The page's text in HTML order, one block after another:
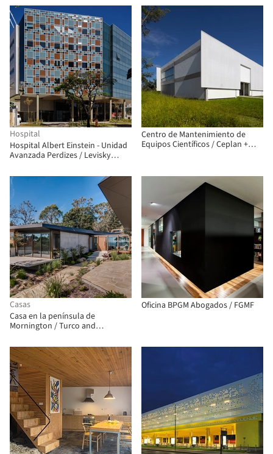
Hospital
Hospital Albert Einstein - Unidad
Avanzada Perdizes / Levisky
Centro de Mantenimiento de
Equipos Científicos / Ceplan +
Casas
Casa en la península de
Mornington / Turco and
Oficina BPGM Abogados / FGMF